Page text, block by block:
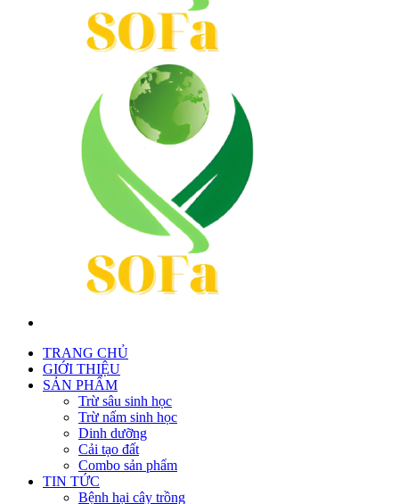
TRANG CHỦ
GIỚI THIỆU
SẢN PHẨM
Trừ sâu sinh học
Trừ nấm sinh học
Dinh dưỡng
Cải tạo đất
Combo sản phẩm
TIN TỨC
Bệnh hại cây trồng